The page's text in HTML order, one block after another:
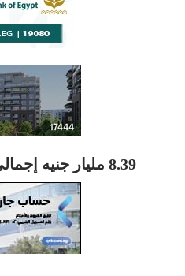
8.39 مليار جنيه إجمالي قيم التداولات على الأسهم